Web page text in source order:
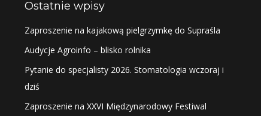
Ostatnie wpisy
Zaproszenie na kajakową pielgrzymkę do Supraśla
Audycje Agroinfo – blisko rolnika
Pytanie do specjalisty 2026. Stomatologia wczoraj i
dziś
Zaproszenie na XXVI Międzynarodowy Festiwal